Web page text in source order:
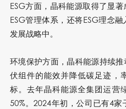
ESG方面，晶科能源取得了显
ESG管理体系，还将ESG理念
发展战略中。
环境保护方面，晶科能源持续
伏组件的能效并降低碳足迹，
标。去年晶科能源全集团运营
50%。2024年初，公司已有4